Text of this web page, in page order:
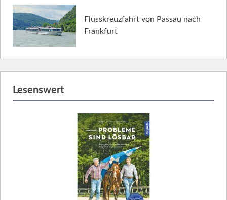
Flusskreuzfahrt von Passau nach
Frankfurt
Lesenswert